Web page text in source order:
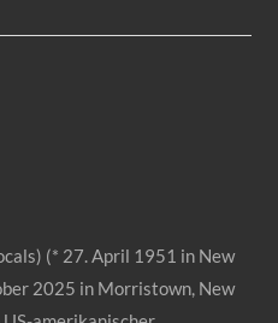
(* 27. April 1951 in New
2025 in Morristown, New